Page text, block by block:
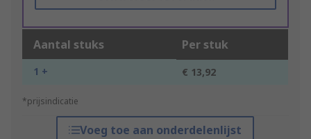
Aantal stuks Per stuk
1 + € 13,92
*prijsindicatie
Voeg toe aan onderdelenlijst